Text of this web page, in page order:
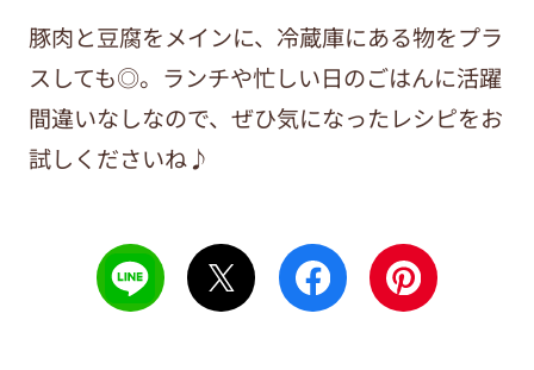
豚肉と豆腐をメインに、冷蔵庫にある物をプラ
スしても◎。ランチや忙しい日のごはんに活躍
間違いなしなので、ぜひ気になったレシピをお
試しくださいね♪